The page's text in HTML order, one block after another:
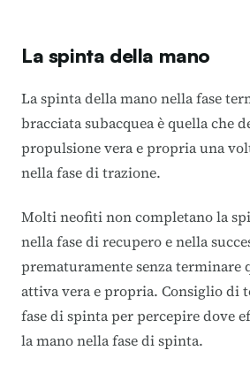
La spinta della mano
La spinta della mano nella fase
bracciata subacquea è quella che
propulsione vera e propria una
nella fase di trazione.
Molti neofiti non completano la
nella fase di recupero e nella
prematuramente senza terminare
attiva vera e propria. Consiglio di
fase di spinta per percepire dove
la mano nella fase di spinta.